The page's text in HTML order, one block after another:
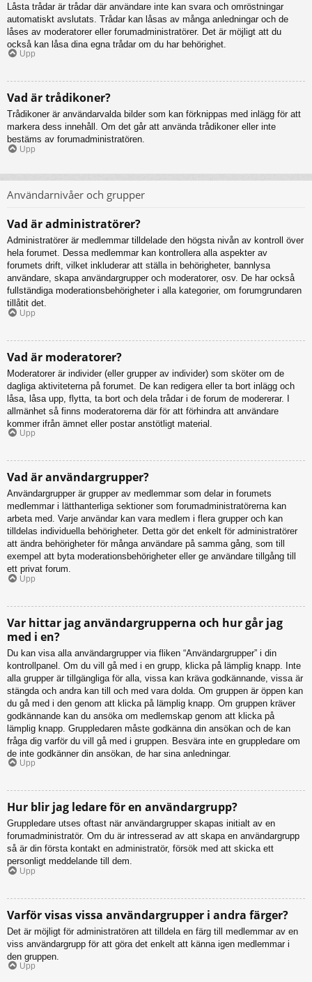
Låsta trådar är trådar där användare inte kan svara och omröstningar
automatiskt avslutats. Trådar kan låsas av många anledningar och de
låses av moderatorer eller forumadministratörer. Det är möjligt att du
också kan låsa dina egna trådar om du har behörighet.
Upp
Vad är trådikoner?
Trådikoner är användarvalda bilder som kan förknippas med inlägg för att
markera dess innehåll. Om det går att använda trådikoner eller inte
bestäms av forumadministratören.
Upp
Användarnivåer och grupper
Vad är administratörer?
Administratörer är medlemmar tilldelade den högsta nivån av kontroll över
hela forumet. Dessa medlemmar kan kontrollera alla aspekter av
forumets drift, vilket inkluderar att ställa in behörigheter, bannlysa
användare, skapa användargrupper och moderatorer, osv. De har också
fullständiga moderationsbehörigheter i alla kategorier, om forumgrundaren
tillåtit det.
Upp
Vad är moderatorer?
Moderatorer är individer (eller grupper av individer) som sköter om de
dagliga aktiviteterna på forumet. De kan redigera eller ta bort inlägg och
låsa, låsa upp, flytta, ta bort och dela trådar i de forum de modererar. I
allmänhet så finns moderatorerna där för att förhindra att användare
kommer ifrån ämnet eller postar anstötligt material.
Upp
Vad är användargrupper?
Användargrupper är grupper av medlemmar som delar in forumets
medlemmar i lätthanterliga sektioner som forumadministratörerna kan
arbeta med. Varje användar kan vara medlem i flera grupper och kan
tilldelas individuella behörigheter. Detta gör det enkelt för administratörer
att ändra behörigheter för många användare på samma gång, som till
exempel att byta moderationsbehörigheter eller ge användare tillgång till
ett privat forum.
Upp
Var hittar jag användargrupperna och hur går jag
med i en?
Du kan visa alla användargrupper via fliken “Användargrupper” i din
kontrollpanel. Om du vill gå med i en grupp, klicka på lämplig knapp. Inte
alla grupper är tillgängliga för alla, vissa kan kräva godkännande, vissa är
stängda och andra kan till och med vara dolda. Om gruppen är öppen kan
du gå med i den genom att klicka på lämplig knapp. Om gruppen kräver
godkännande kan du ansöka om medlemskap genom att klicka på
lämplig knapp. Gruppledaren måste godkänna din ansökan och de kan
fråga dig varför du vill gå med i gruppen. Besvära inte en gruppledare om
de inte godkänner din ansökan, de har sina anledningar.
Upp
Hur blir jag ledare för en användargrupp?
Gruppledare utses oftast när användargrupper skapas initialt av en
forumadministratör. Om du är intresserad av att skapa en användargrupp
så är din första kontakt en administratör, försök med att skicka ett
personligt meddelande till dem.
Upp
Varför visas vissa användargrupper i andra färger?
Det är möjligt för administratören att tilldela en färg till medlemmar av en
viss användargrupp för att göra det enkelt att känna igen medlemmar i
den gruppen.
Upp